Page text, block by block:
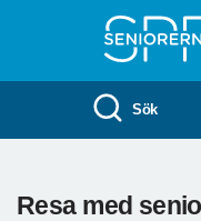
Sök
Resa med